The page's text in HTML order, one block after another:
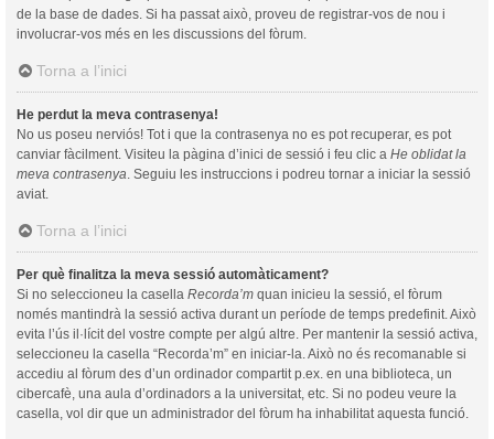
de la base de dades. Si ha passat això, proveu de registrar-vos de nou i
involucrar-vos més en les discussions del fòrum.
Torna a l’inici
He perdut la meva contrasenya!
No us poseu nerviós! Tot i que la contrasenya no es pot recuperar, es pot
canviar fàcilment. Visiteu la pàgina d’inici de sessió i feu clic a He oblidat la
meva contrasenya . Seguiu les instruccions i podreu tornar a iniciar la sessió
aviat.
Torna a l’inici
Per què finalitza la meva sessió automàticament?
Si no seleccioneu la casella Recorda’m quan inicieu la sessió, el fòrum
només mantindrà la sessió activa durant un període de temps predefinit. Això
evita l’ús il·lícit del vostre compte per algú altre. Per mantenir la sessió activa,
seleccioneu la casella “Recorda’m” en iniciar-la. Això no és recomanable si
accediu al fòrum des d’un ordinador compartit p.ex. en una biblioteca, un
cibercafè, una aula d’ordinadors a la universitat, etc. Si no podeu veure la
casella, vol dir que un administrador del fòrum ha inhabilitat aquesta funció.